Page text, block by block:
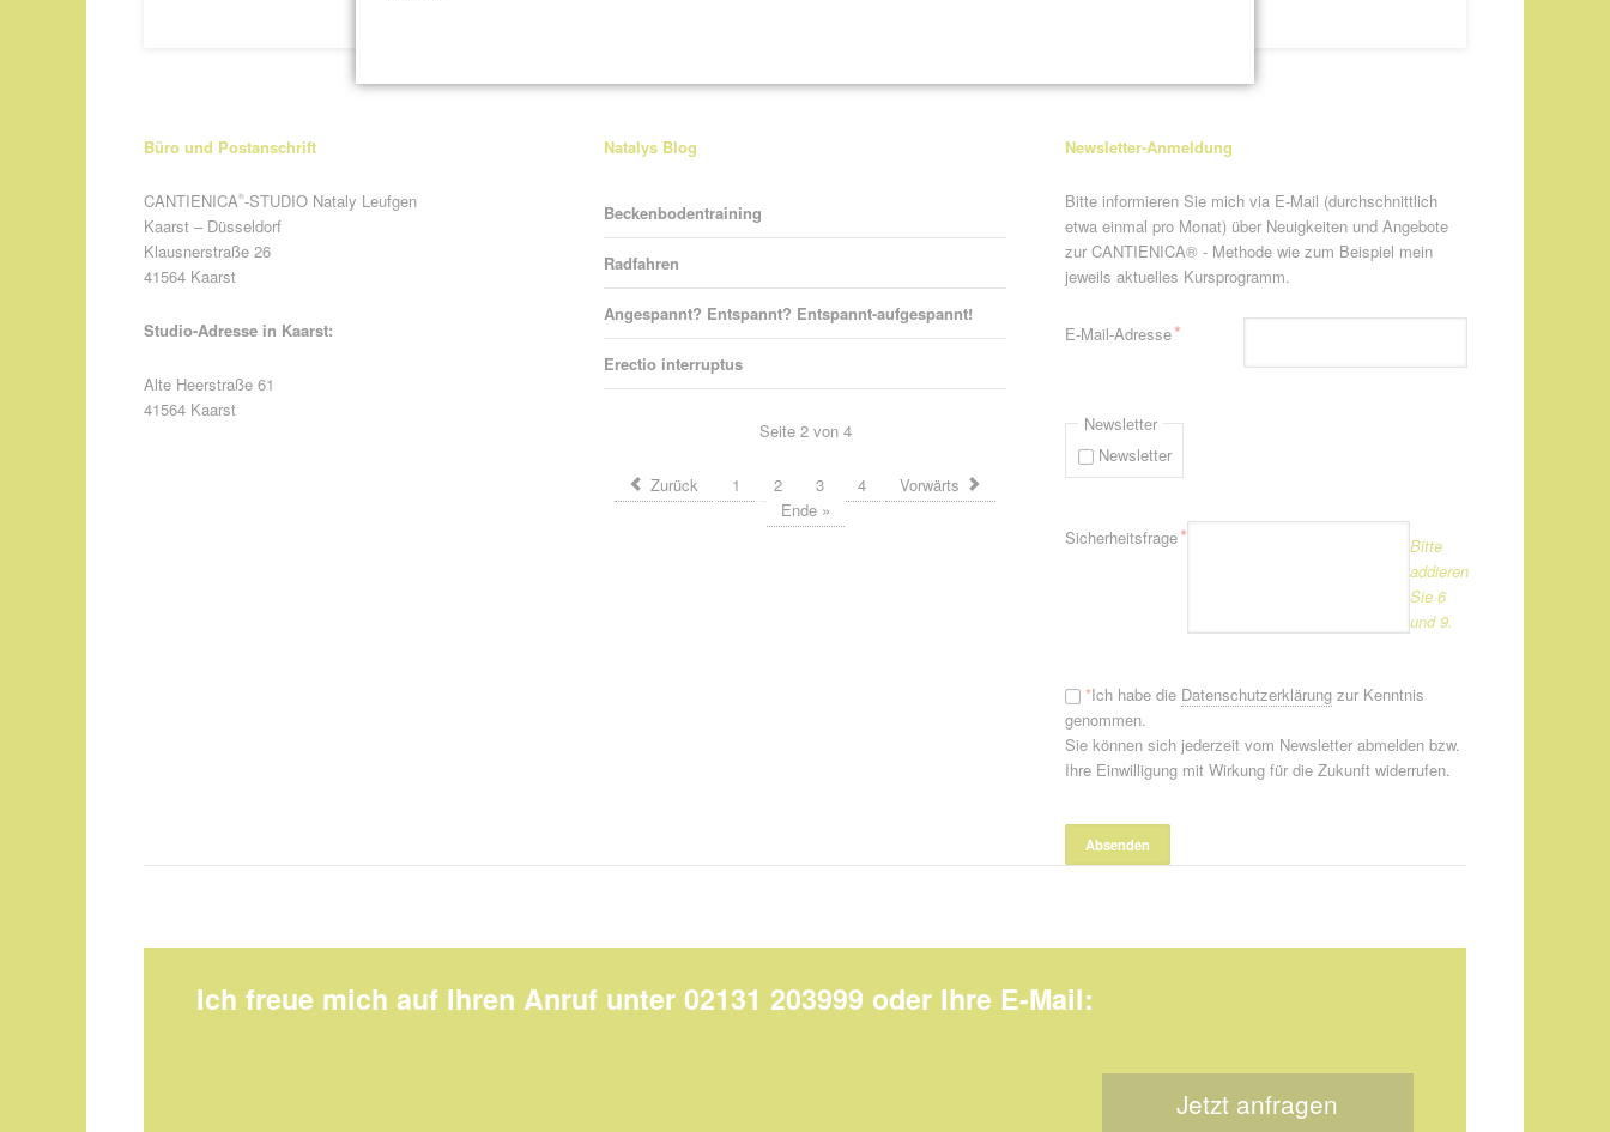
Büro und Postanschrift
CANTIENICA®-STUDIO Nataly Leufgen
Kaarst – Düsseldorf
Klausnerstraße 26
41564 Kaarst
Studio-Adresse in Kaarst:
Alte Heerstraße 61
41564 Kaarst
Natalys Blog
Beckenbodentraining
Radfahren
Angespannt? Entspannt? Entspannt-aufgespannt!
Erectio interruptus
Seite 2 von 4
Zurück 1 2 3 4
Vorwärts
Ende »
Newsletter-Anmeldung
Bitte informieren Sie mich via E-Mail (durchschnittlich
etwa einmal pro Monat) über Neuigkeiten und Angebote
zur CANTIENICA® - Methode wie zum Beispiel mein
jeweils aktuelles Kursprogramm.
Pflichtfeld
E-Mail-Adresse*
Newsletter
Newsletter
Pflichtfeld
Sicherheitsfrage*
Bitte
addieren
Sie 6
und 9.
*Ich habe die Datenschutzerklärungzur Kenntnis
genommen.
Sie können sich jederzeit vom Newsletter abmelden bzw.
Ihre Einwilligung mit Wirkung für die Zukunft widerrufen.
Ich freue mich auf Ihren Anruf unter 02131 203999 oder Ihre E-Mail:
Jetzt anfragen